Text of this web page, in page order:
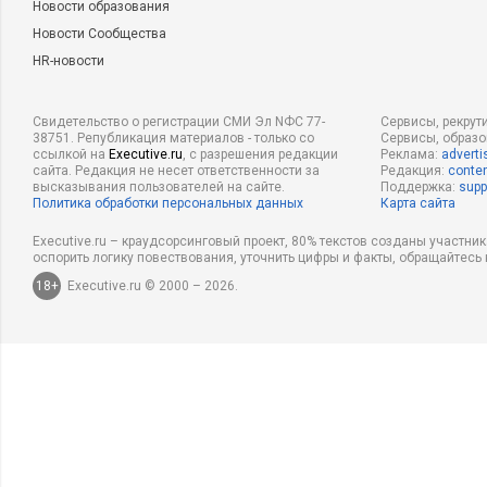
продажах. Тяжело будет руководить отделом продаж
взять клиента. А вот боец, который делает больше всех
Поэтому мой вам совет – поднимайте на руководящие
которых уже есть результаты продаж. Чем выше
успех. Гарантии, разумеется, нет. Но их никогда не
еще не дает гарантий, что этот человек сможет успешно
Отсутствие такого опыта не является препятствием.
руководящую должность под вашим началом, будет более
являются:
Новости образования
Новости Сообщества
HR-новости
Свидетельство о регистрации СМИ Эл NФС 77-
38751. Републикация материалов - только со
ссылкой на Executive.ru, с разрешения редакции
сайта. Редакция не несет ответственности за
высказывания пользователей на сайте.
Политика обработки персональных данных
Сервисы,
Сервисы,
Реклама:
Редакция:
Поддержка:
Карта сайта
Executive.ru – краудсорсинговый проект, 80% текстов созданы
оспорить логику повествования, уточнить цифры и факты,
18+
Executive.ru © 2000 – 2026.